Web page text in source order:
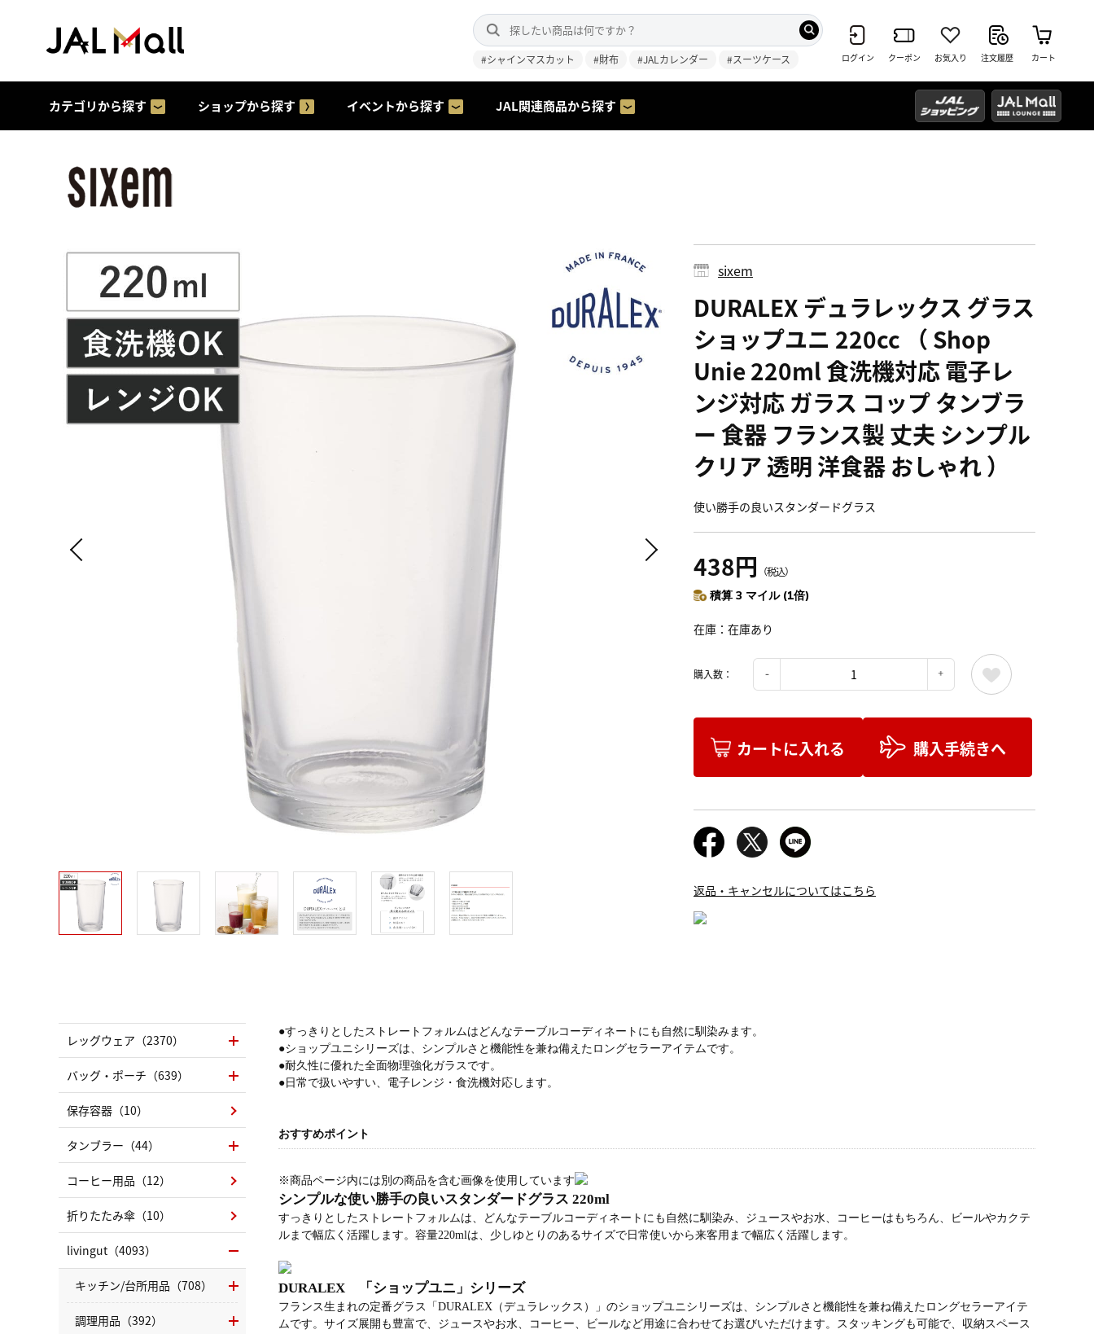
#シャインマスカット #財布 #JALカレンダー #スーツケース ログイン クーポン お気入り 注文履歴 カート
カテゴリから探す ショップから探す イベントから探す JAL関連商品から探す
sixem
DURALEX デュラレックス グラス
ショップユニ 220cc （ Shop
Unie 220ml 食洗機対応 電子レ
ンジ対応 ガラス コップ タンブラ
ー 食器 フランス製 丈夫 シンプル
クリア 透明 洋食器 おしゃれ ）
使い勝手の良いスタンダードグラス
438円 （税込）
積算 3 マイル (1倍)
在庫 在庫あり
購入数：
カートに入れる 購入手続きへ
返品・キャンセルについてはこちら
●すっきりとしたストレートフォルムはどんなテーブルコーディネートにも自然に馴染みます。
●ショップユニシリーズは、シンプルさと機能性を兼ね備えたロングセラーアイテムです。
●耐久性に優れた全面物理強化ガラスです。
●日常で扱いやすい、電子レンジ・食洗機対応します。
おすすめポイント
※商品ページ内には別の商品を含む画像を使用しています
シンプルな使い勝手の良いスタンダードグラス 220ml
すっきりとしたストレートフォルムは、どんなテーブルコーディネートにも自然に馴染み、ジュースやお水、コーヒーはもちろん、ビールやカクテ
ルまで幅広く活躍します。容量220mlは、少しゆとりのあるサイズで日常使いから来客用まで幅広く活躍します。
DURALEX 「ショップユニ」シリーズ
フランス生まれの定番グラス「DURALEX（デュラレックス）」のショップユニシリーズは、シンプルさと機能性を兼ね備えたロングセラーアイテ
ムです。サイズ展開も豊富で、ジュースやお水、コーヒー、ビールなど用途に合わせてお選びいただけます。スタッキングも可能で、収納スペース
レッグウェア（2370）
バッグ・ポーチ（639）
保存容器（10）
タンブラー（44）
コーヒー用品（12）
折りたたみ傘（10）
livingut（4093）
キッチン/台所用品（708）
調理用品（392）